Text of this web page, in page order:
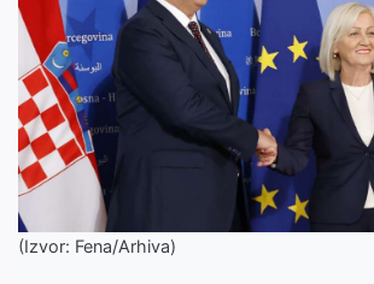
(Izvor: Fena/Arhiva)